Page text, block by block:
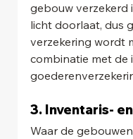
gebouw verzekerd
licht doorlaat, dus
verzekering wordt
combinatie met de
3. Inventaris-
Waar de